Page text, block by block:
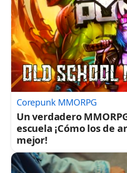
Corepunk MMORPG
Un verdadero
escuela ¡Cómo los de
mejor!